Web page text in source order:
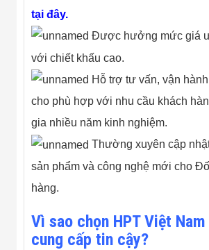
tại đây.
Được hưởng mức giá
với chiết khấu cao.
Hỗ trợ tư vấn, vận
cho phù hợp với nhu cầu khách
gia nhiều năm kinh nghiệm.
Thường xuyên cập
sản phẩm và công nghệ mới cho
hàng.
Vì sao chọn HPT Việt
cung cấp tin cậy?